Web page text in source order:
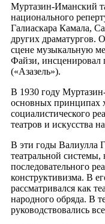
Муртазин-Иманский
национального
Галиаскара Камала,
других драматургов.
сцене музыкальную
Файзи, инсценировал
(«Азазель»).
В 1930 году
основных принципах
социалистического
театров и искусства
В эти годы Валиулла
театральной системы,
последовательного
конструктивизма. В
рассматривался как
народного обряда. В
руководствовались